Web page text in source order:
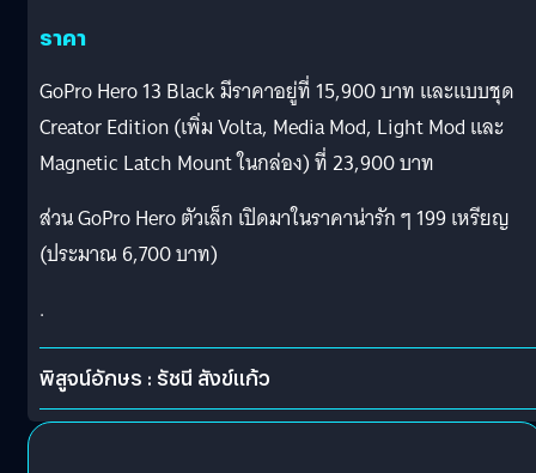
ราคา
GoPro Hero 13 Black มีราคาอยู่ที่ 15,900 บาท และแบบชุด
Creator Edition (เพิ่ม Volta, Media Mod, Light Mod และ
Magnetic Latch Mount ในกล่อง) ที่ 23,900 บาท
ส่วน GoPro Hero ตัวเล็ก เปิดมาในราคาน่ารัก ๆ 199 เหรียญ
(ประมาณ 6,700 บาท)
.
พิสูจน์อักษร : รัชนี สังข์แก้ว